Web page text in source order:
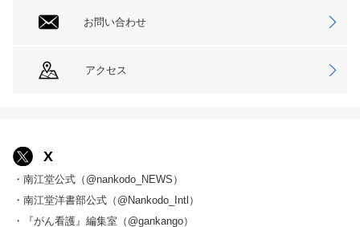
お問い合わせ
アクセス
X
・南江堂公式（@nankodo_NEWS）
・南江堂洋書部公式（@Nankodo_Intl）
・『がん看護』編集室（@gankango）